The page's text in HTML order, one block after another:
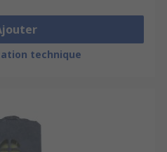
technique